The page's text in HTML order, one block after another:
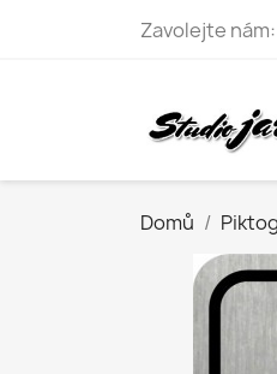
Zavolejte nám:
Domů